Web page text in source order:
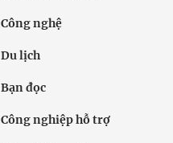
Công nghệ
Du lịch
Bạn đọc
Công nghiệp hỗ trợ